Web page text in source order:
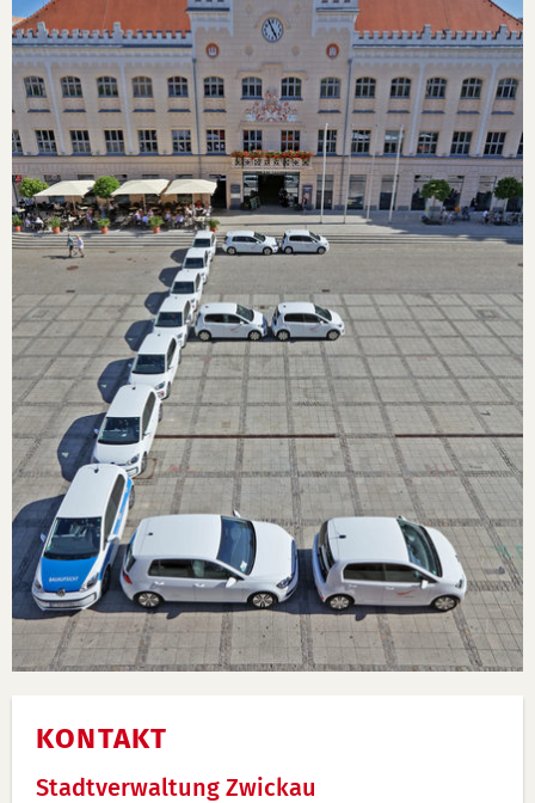
KONTAKT
Stadtverwaltung Zwickau